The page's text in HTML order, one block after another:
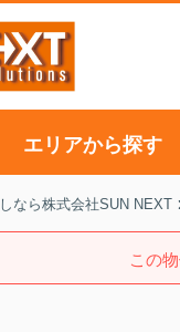
エリアから探す
なら株式会社SUN NEXT
この